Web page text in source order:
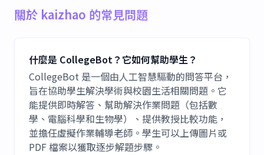
關於 kaizhao 的常見問題
什麼是 CollegeBot？它如何幫助學生？
CollegeBot 是一個由人工智慧驅動的問答平台，
旨在協助學生解決學術與校園生活相關問題。它
能提供即時解答、幫助解決作業問題（包括數
學、電腦科學和生物學）、提供教授比較功能，
並擔任虛擬作業輔導老師。學生可以上傳圖片或
PDF 檔案以獲取逐步解題步驟。